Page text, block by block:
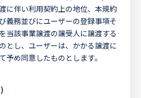
に伴い利用契約上の地位、本規約
義務並びにユーザーの登録事項そ
当該事業譲渡の譲受人に譲渡する
とし、ユーザーは、かかる譲渡に
予め同意したものとします。